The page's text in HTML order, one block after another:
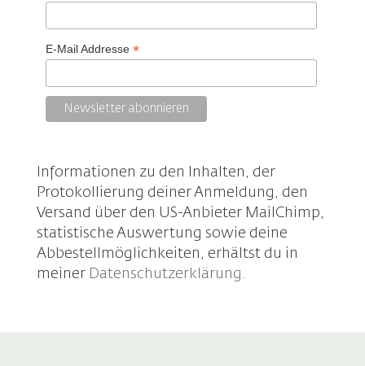
E-Mail Addresse *
Informationen zu den Inhalten, der
Protokollierung deiner Anmeldung, den
Versand über den US-Anbieter MailChimp,
statistische Auswertung sowie deine
Abbestellmöglichkeiten, erhältst du in
meiner Datenschutzerklärung .